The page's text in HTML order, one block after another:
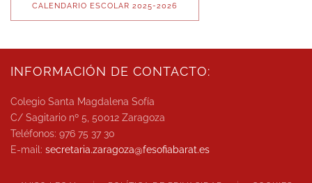
CALENDARIO ESCOLAR 2025-2026
INFORMACIÓN DE CONTACTO:
Colegio Santa Magdalena Sofía
C/ Sagitario nº 5, 50012 Zaragoza
Teléfonos: 976 75 37 30
E-mail: secretaria.zaragoza@fesofiabarat.es